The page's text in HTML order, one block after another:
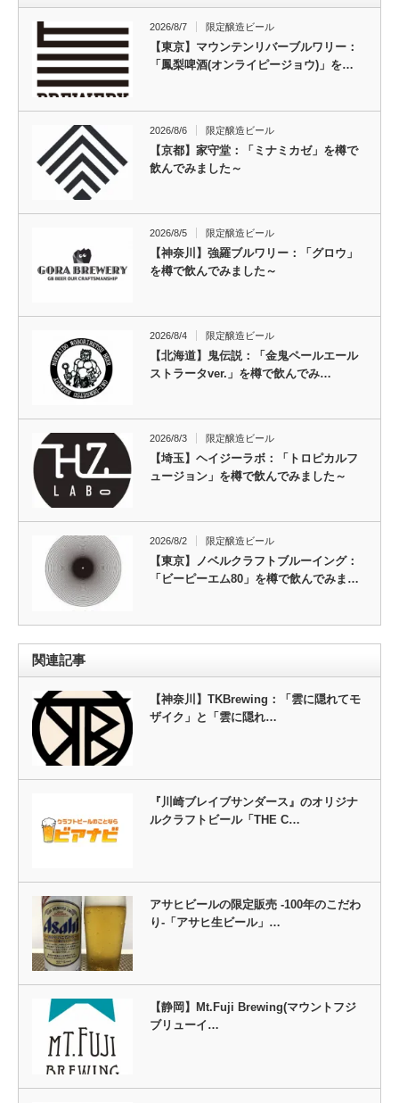
2026/8/7 限定醸造ビール
【東京】マウンテンリバーブルワリー：
「鳳梨啤酒(オンライピージョウ)」を…
2026/8/6 限定醸造ビール
【京都】家守堂：「ミナミカゼ」を樽で
飲んでみました～
2026/8/5 限定醸造ビール
【神奈川】強羅ブルワリー：「グロウ」
を樽で飲んでみました～
2026/8/4 限定醸造ビール
【北海道】鬼伝説：「金鬼ペールエール
ストラータver.」を樽で飲んでみ…
2026/8/3 限定醸造ビール
【埼玉】ヘイジーラボ：「トロピカルフ
ュージョン」を樽で飲んでみました～
2026/8/2 限定醸造ビール
【東京】ノベルクラフトブルーイング：
「ビーピーエム80」を樽で飲んでみま…
関連記事
【神奈川】TKBrewing：「雲に隠れてモ
ザイク」と「雲に隠れ…
『川崎ブレイブサンダース』のオリジナ
ルクラフトビール「THE C…
アサヒビールの限定販売 -100年のこだわ
り-「アサヒ生ビール」…
【静岡】Mt.Fuji Brewing(マウントフジ
ブリューイ…